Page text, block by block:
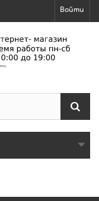
Войти